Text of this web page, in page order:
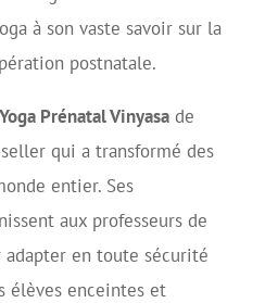
à son vaste savoir sur la
postnatale.
Yoga Prénatal Vinyasade
qui a transformé des
entier. Ses
aux professeurs de
en toute sécurité
élèves enceintes et